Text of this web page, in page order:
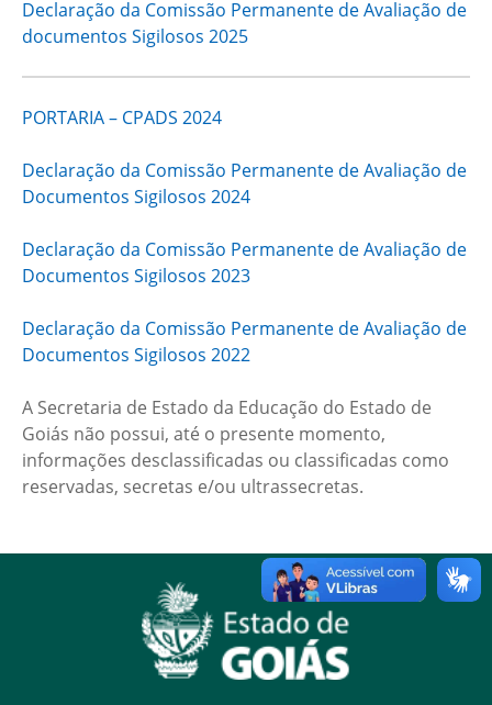
Declaração da Comissão Permanente de Avaliação de
documentos Sigilosos 2025
PORTARIA – CPADS 2024
Declaração da Comissão Permanente de Avaliação de
Documentos Sigilosos 2024
Declaração da Comissão Permanente de Avaliação de
Documentos Sigilosos 2023
Declaração da Comissão Permanente de Avaliação de
Documentos Sigilosos 2022
A Secretaria de Estado da Educação do Estado de
Goiás não possui, até o presente momento,
informações desclassificadas ou classificadas como
reservadas, secretas e/ou ultrassecretas.